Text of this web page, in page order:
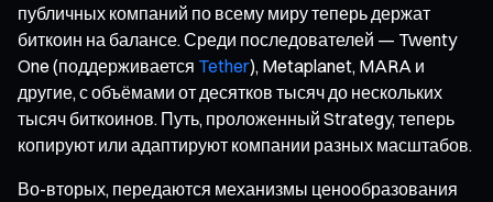
публичных компаний по всему миру теперь держат
биткоин на балансе. Среди последователей — Twenty
One (поддерживается Tether), Metaplanet, MARA и
другие, с объёмами от десятков тысяч до нескольких
тысяч биткоинов. Путь, проложенный Strategy, теперь
копируют или адаптируют компании разных масштабов.
Во-вторых, передаются механизмы ценообразования